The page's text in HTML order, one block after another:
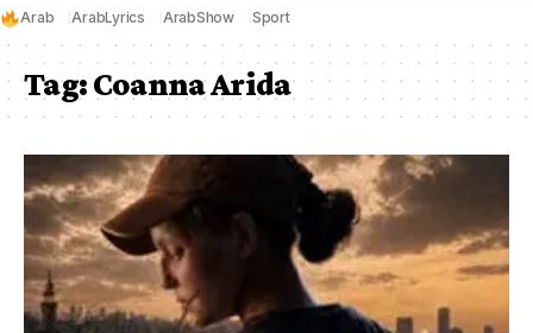
Arab ArabLyrics ArabShow Sport
Tag:Coanna Arida